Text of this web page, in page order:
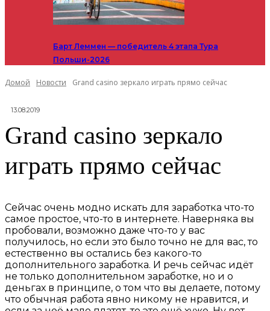
Барт Леммен — победитель 4 этапа Тура
Польши-2026
Домой Новости Grand casino зеркало играть прямо сейчас
13.08.2019
Grand casino зеркало
играть прямо сейчас
Сейчас очень модно искать для заработка что-то
самое простое, что-то в интернете. Наверняка вы
пробовали, возможно даже что-то у вас
получилось, но если это было точно не для вас, то
естественно вы остались без какого-то
дополнительного заработка. И речь сейчас идёт
не только дополнительном заработке, но и о
деньгах в принципе, о том что вы делаете, потому
что обычная работа явно никому не нравится, и